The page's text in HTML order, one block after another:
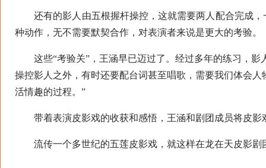
还有的影人由五根握杆操控，这就需要两人配合完成，
种动作，无不需要默契合作，对表演者来说是更大的考验。
这些“考验关”，王涵早已迈过了。经过多年的练习，影
操控影人之外，有时还要配台词甚至唱歌，需要我们体会
活情趣的过程。”
带着表演皮影戏的收获和感悟，王涵和剧团成员将皮影
流传一个多世纪的五莲皮影戏，就这样在龙在天皮影剧